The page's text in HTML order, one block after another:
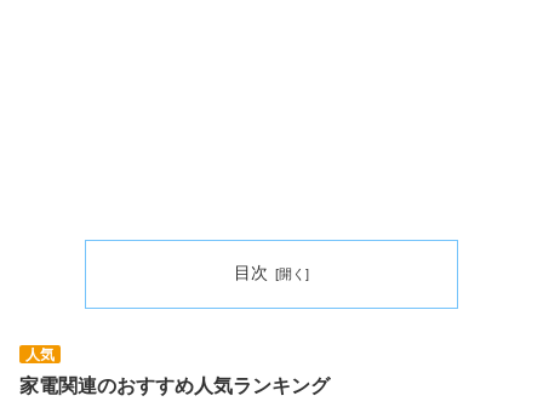
目次
人気
家電関連のおすすめ人気ランキング